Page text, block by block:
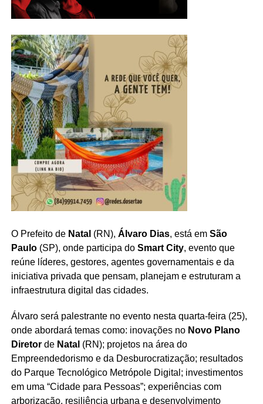
O Prefeito de Natal (RN), Álvaro Dias, está em São
Paulo(SP), onde participa do Smart City, evento que
reúne líderes, gestores, agentes governamentais e da
iniciativa privada que pensam, planejam e estruturam a
infraestrutura digital das cidades.
Álvaro será palestrante no evento nesta quarta-feira (25),
onde abordará temas como: inovações no Novo Plano
Diretorde Natal (RN); projetos na área do
Empreendedorismo e da Desburocratização; resultados
do Parque Tecnológico Metrópole Digital; investimentos
em uma “Cidade para Pessoas”; experiências com
arborização, resiliência urbana e desenvolvimento